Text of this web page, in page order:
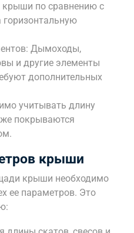
по сравнению с
Дымоходы,
и другие элементы
дополнительных
учитывать длину
покрываются
крыши
крыши необходимо
ее параметров. Это